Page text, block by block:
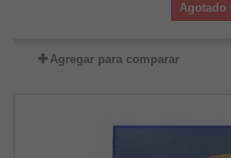
Agotado
Agregar para comparar